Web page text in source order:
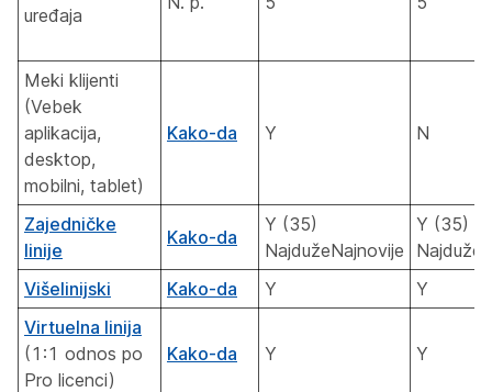
uređaja
Meki klijenti
(Vebek
aplikacija,
desktop,
mobilni, tablet)
Kako-da Y N
Zajedničke
linije
Kako-da
Y (35)
NajdužeNajnovije
Y (35)
Višelinijski
Kako-da Y
Y
Virtuelna linija
(1:1 odnos po
Pro licenci)
Kako-da Y Y